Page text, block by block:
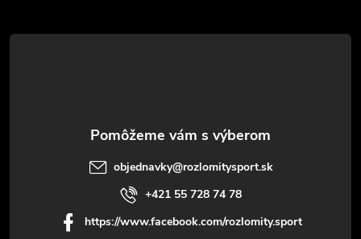
t
objednavky@rozlomitysport.sk
+421 55 728 74 78
https://www.facebook.com/rozlomity.sport